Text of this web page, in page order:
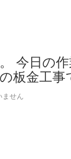
今日の
板金工事
ません